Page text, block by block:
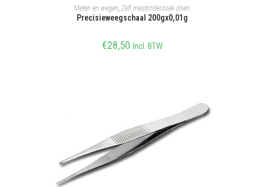
TOEVOEGEN AAN WINKELWAGEN
Meten en wegen, Zelf mestonderzoek doen
Precisieweegschaal 200gx0,01g
€28,50 Incl. BTW